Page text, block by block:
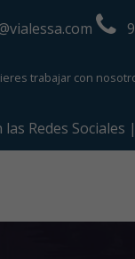
trabajar con
Redes Sociales |